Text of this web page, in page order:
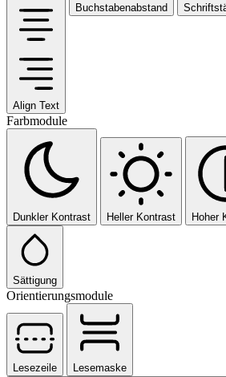
Align Text
Buchstabenabstand
Farbmodule
Dunkler Kontrast Heller Kontrast Hoher
Sättigung
Orientierungsmodule
Lesezeile
Lesemaske